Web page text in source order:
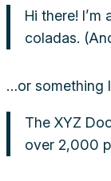
Hi there!
coladas.
…or something
The XYZ
over 2,000